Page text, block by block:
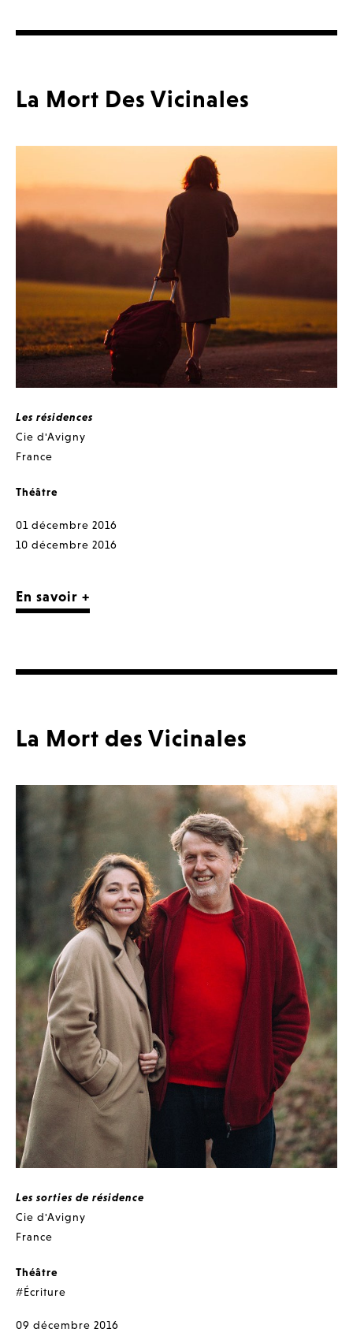
La Mort Des Vicinales
Les résidences
Cie d'Avigny
France
Théâtre
01 décembre 2016
10 décembre 2016
En savoir +
La Mort des Vicinales
Les sorties de résidence
Cie d'Avigny
France
Théâtre
#Écriture
09 décembre 2016